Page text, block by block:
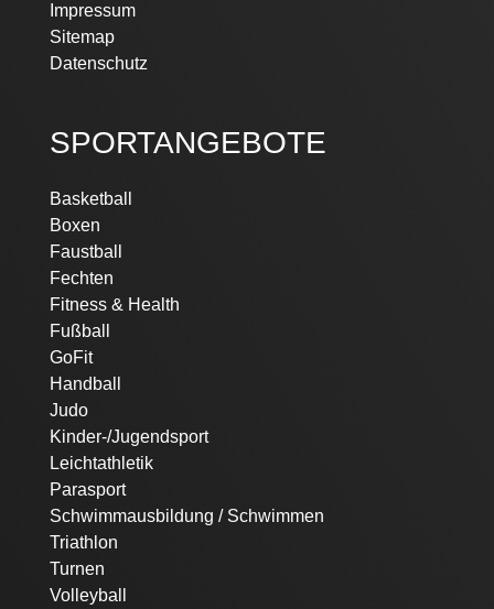
Impressum
Sitemap
Datenschutz
SPORTANGEBOTE
Navigation
überspringen
Basketball
Boxen
Faustball
Fechten
Fitness & Health
Fußball
GoFit
Handball
Judo
Kinder-/Jugendsport
Leichtathletik
Parasport
Schwimmausbildung / Schwimmen
Triathlon
Turnen
Volleyball